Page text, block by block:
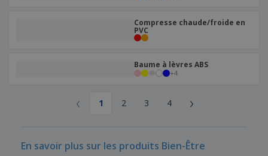
Compresse chaude/froide en
PVC
Baume à lèvres ABS
+4
‹ 1 2 3 4 ›
En savoir plus sur les produits Bien-Être